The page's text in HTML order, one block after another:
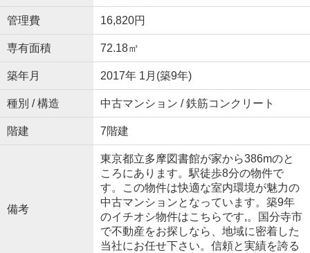
管理費 16,820円
専有面積 72.18㎡
築年月 2017年 1月(築9年)
種別 / 構造 中古マンション / 鉄筋コンクリート
階建 7階建
備考
東京都立多摩図書館が家から386mのと
ころにあります。駅徒歩8分の物件で
す。この物件は快適な室内環境が魅力の
中古マンションとなっています。築9年
のイチオシ物件はこちらです,。国分寺市
で不動産をお探しなら、地域に密着した
当社にお任せ下さい。信頼と実績を誇る